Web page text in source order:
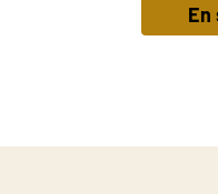
En